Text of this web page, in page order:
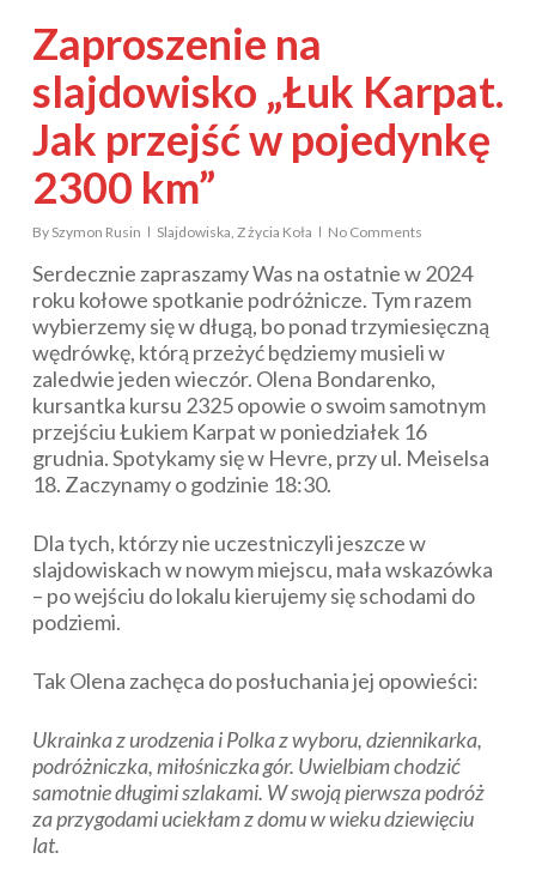
Zaproszenie na
slajdowisko „Łuk Karpat.
Jak przejść w pojedynkę
2300 km”
By Szymon Rusin Slajdowiska, Z życia Koła No Comments
Serdecznie zapraszamy Was na ostatnie w 2024
roku kołowe spotkanie podróżnicze. Tym razem
wybierzemy się w długą, bo ponad trzymiesięczną
wędrówkę, którą przeżyć będziemy musieli w
zaledwie jeden wieczór. Olena Bondarenko,
kursantka kursu 2325 opowie o swoim samotnym
przejściu Łukiem Karpat w poniedziałek 16
grudnia. Spotykamy się w Hevre, przy ul. Meiselsa
18. Zaczynamy o godzinie 18:30.
Dla tych, którzy nie uczestniczyli jeszcze w
slajdowiskach w nowym miejscu, mała wskazówka
– po wejściu do lokalu kierujemy się schodami do
podziemi.
Tak Olena zachęca do posłuchania jej opowieści:
Ukrainka z urodzenia i Polka z wyboru, dziennikarka,
podróżniczka, miłośniczka gór. Uwielbiam chodzić
samotnie długimi szlakami. W swoją pierwsza podróż
za przygodami uciekłam z domu w wieku dziewięciu
lat.